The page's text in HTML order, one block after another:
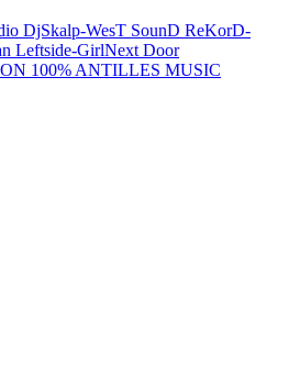
DjSkalp-WesT SounD ReKorD-
Leftside-GirlNext Door
100% ANTILLES MUSIC